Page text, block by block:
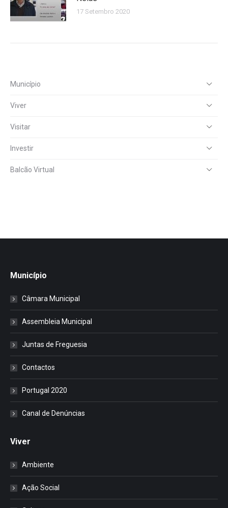
17 Setembro 2020
Município
Viver
Visitar
Investir
Balcão Virtual
Município
Câmara Municipal
Assembleia Municipal
Juntas de Freguesia
Contactos
Portugal 2020
Canal de Denúncias
Viver
Ambiente
Ação Social